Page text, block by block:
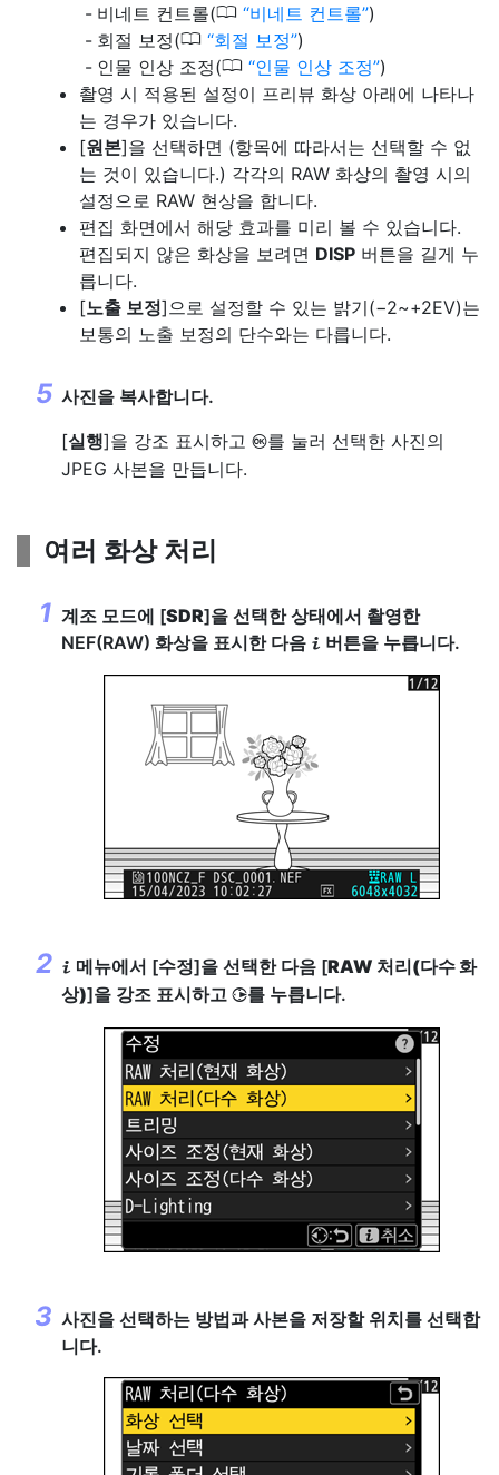
비네트 컨트롤(0 비네트 컨트롤 )
회절 보정(0 회절 보정 )
인물 인상 조정(0 인물 인상 조정 )
촬영 시 적용된 설정이 프리뷰 화상 아래에 나타나
는 경우가 있습니다.
[원본]을 선택하면 (항목에 따라서는 선택할 수 없
는 것이 있습니다.) 각각의 RAW 화상의 촬영 시의
설정으로 RAW 현상을 합니다.
편집 화면에서 해당 효과를 미리 볼 수 있습니다.
편집되지 않은 화상을 보려면 DISP 버튼을 길게 누
릅니다.
[노출 보정]으로 설정할 수 있는 밝기(−2~+2EV)는
보통의 노출 보정의 단수와는 다릅니다.
사진을 복사합니다.
[실행]을 강조 표시하고 J를 눌러 선택한 사진의
JPEG 사본을 만듭니다.
여러 화상 처리
계조 모드에 [SDR]을 선택한 상태에서 촬영한
NEF(RAW) 화상을 표시한 다음 i 버튼을 누릅니다.
i 메뉴에서 [수정]을 선택한 다음 [RAW 처리(다수 화
상)]을 강조 표시하고 2를 누릅니다.
사진을 선택하는 방법과 사본을 저장할 위치를 선택합
니다.